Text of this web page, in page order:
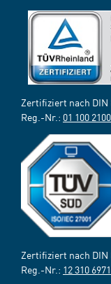
Zertifiziert nach DIN
Reg.-Nr.: 01 100
Zertifiziert nach DIN
Reg.-Nr.: 12 310